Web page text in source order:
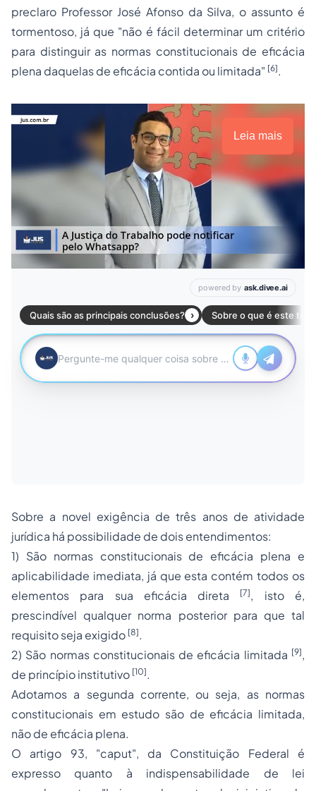
preclaro Professor José Afonso da Silva, o assunto é
tormentoso, já que "não é fácil determinar um critério
para distinguir as normas constitucionais de eficácia
plena daquelas de eficácia contida ou limitada" [6].
Leia mais
Sobre a novel exigência de três anos de atividade
jurídica há possibilidade de dois entendimentos:
1) São normas constitucionais de eficácia plena e
aplicabilidade imediata, já que esta contém todos os
elementos para sua eficácia direta
[7], isto é,
prescindível qualquer norma posterior para que tal
requisito seja exigido [8].
2) São normas constitucionais de eficácia limitada [9],
de princípio institutivo [10].
Adotamos a segunda corrente, ou seja, as normas
constitucionais em estudo são de eficácia limitada,
não de eficácia plena.
O artigo 93, "caput", da Constituição Federal é
expresso quanto à indispensabilidade de lei